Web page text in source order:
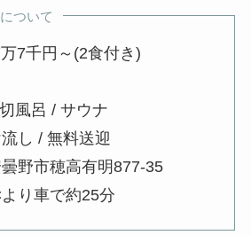
ついて
7千円～(2食付き)
風呂 / サウナ
し / 無料送迎
野市穂高有明877-35
り車で約25分